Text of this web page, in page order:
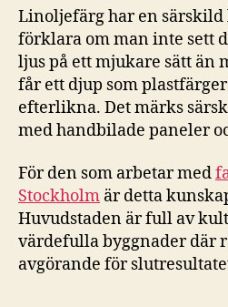
Linoljefärg har en särskild
förklara om man inte sett
ljus på ett mjukare sätt än
får ett djup som
efterlikna. Det märks
med handbilade paneler
För den som arbetar med
Stockholm är detta
Huvudstaden är full av
värdefulla byggnader där
avgörande för